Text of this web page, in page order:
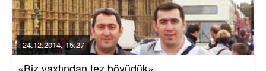
24.12.2014, 15:27